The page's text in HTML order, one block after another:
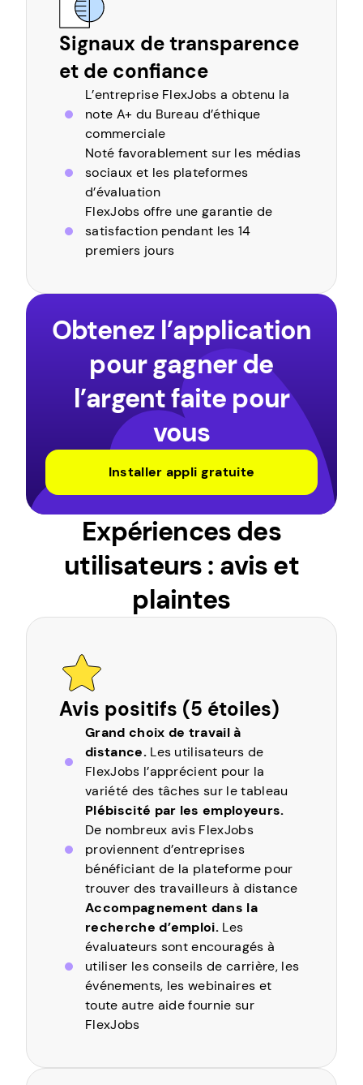
Signaux de transparence
et de confiance
L’entreprise FlexJobs a obtenu la
note A+ du Bureau d’éthique
commerciale
Noté favorablement sur les médias
sociaux et les plateformes
d’évaluation
FlexJobs offre une garantie de
satisfaction pendant les 14
premiers jours
Obtenez l’application
pour gagner de
l’argent faite pour
vous
Installer appli gratuite
Expériences des
utilisateurs : avis et
plaintes
Avis positifs (5 étoiles)
Grand choix de travail à
distance. Les utilisateurs de
FlexJobs l’apprécient pour la
variété des tâches sur le tableau
Plébiscité par les employeurs.
De nombreux avis FlexJobs
proviennent d’entreprises
bénéficiant de la plateforme pour
trouver des travailleurs à distance
Accompagnement dans la
recherche d’emploi. Les
évaluateurs sont encouragés à
utiliser les conseils de carrière, les
événements, les webinaires et
toute autre aide fournie sur
FlexJobs